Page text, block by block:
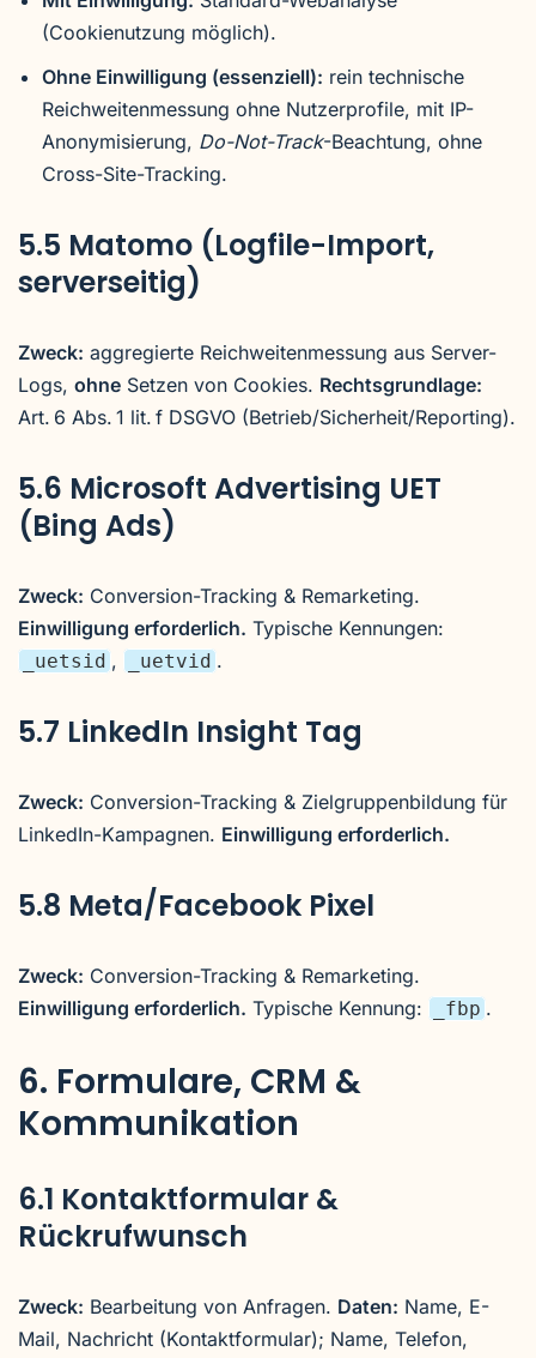
(Cookienutzung möglich).
Ohne Einwilligung (essenziell): rein technische
Reichweitenmessung ohne Nutzerprofile, mit IP-
Anonymisierung, Do-Not-Track-Beachtung, ohne
Cross-Site-Tracking.
5.5 Matomo (Logfile-Import,
serverseitig)
Zweck: aggregierte Reichweitenmessung aus Server-
Logs, ohne Setzen von Cookies. Rechtsgrundlage:
Art. 6 Abs. 1 lit. f DSGVO (Betrieb/Sicherheit/Reporting).
5.6 Microsoft Advertising UET
(Bing Ads)
Zweck: Conversion-Tracking & Remarketing.
Einwilligung erforderlich. Typische Kennungen:
_uetsid , _uetvid .
5.7 LinkedIn Insight Tag
Zweck: Conversion-Tracking & Zielgruppenbildung für
LinkedIn-Kampagnen. Einwilligung erforderlich.
5.8 Meta/Facebook Pixel
Zweck: Conversion-Tracking & Remarketing.
Einwilligung erforderlich. Typische Kennung: _fbp .
6. Formulare, CRM &
Kommunikation
6.1 Kontaktformular &
Rückrufwunsch
Zweck: Bearbeitung von Anfragen. Daten: Name, E-
Mail, Nachricht (Kontaktformular); Name, Telefon,